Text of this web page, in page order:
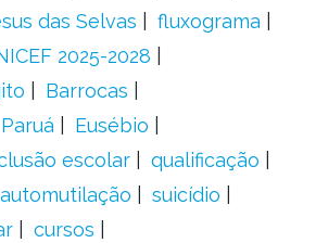
das Selvas
fluxograma
2025-2028
Barrocas
Eusébio
escolar
qualificação
automutilação
suicídio
cursos